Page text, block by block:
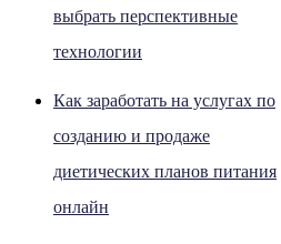
выбрать перспективные
технологии
Как заработать на услугах по
созданию и продаже
диетических планов питания
онлайн